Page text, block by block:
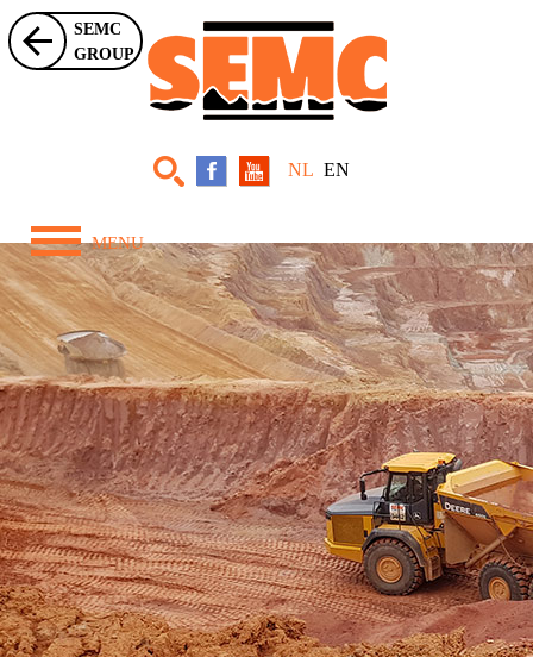
SEMC
GROUP
NL EN
MENU
Home
Over ons
Zwaar Materieel
Projecten
Nieuws
Vacatures
Contact